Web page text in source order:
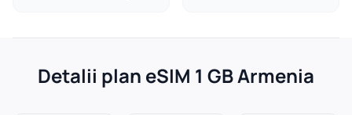
Detalii plan eSIM 1 GB Armenia